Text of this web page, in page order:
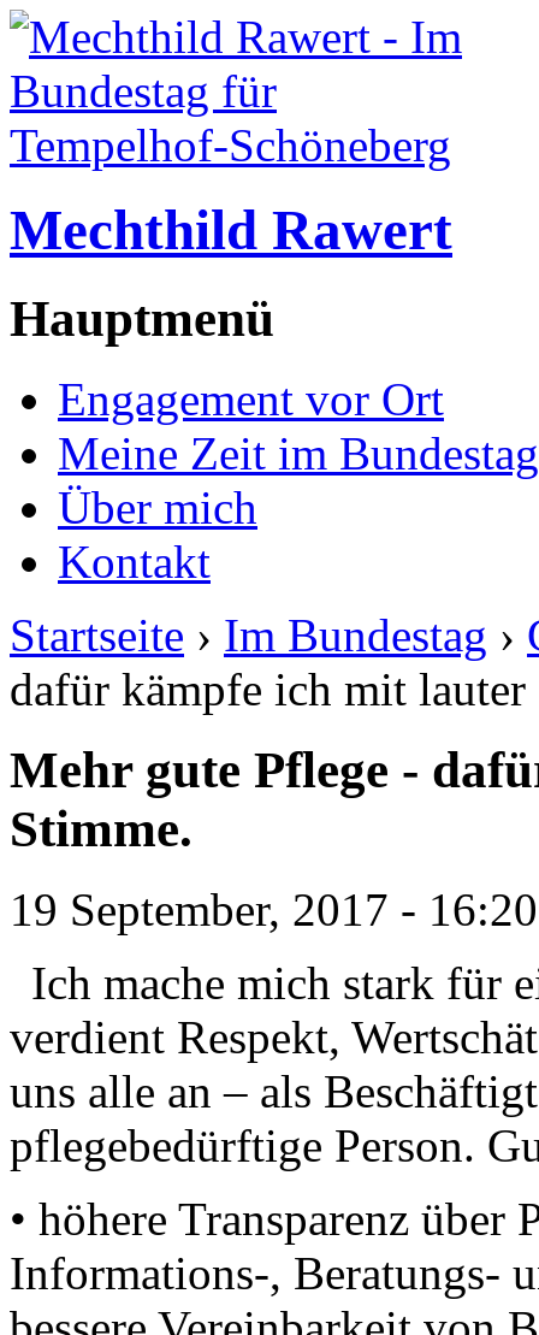
Mechthild Rawert
Hauptmenü
Engagement vor Ort
Meine Zeit im Bundestag
Über mich
Kontakt
Startseite › Im Bundestag ›
dafür kämpfe ich mit lauter
Mehr gute Pflege -
Stimme.
19 September, 2017 - 16:20
Ich mache mich stark für
verdient Respekt,
uns alle an – als
pflegebedürftige Person.
• höhere Transparenz über
Informations-, Beratungs-